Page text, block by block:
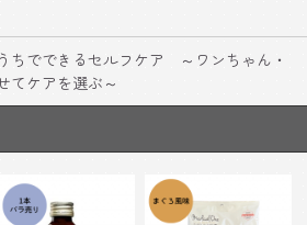
ちでできるセルフケア ～ワンちゃん・
てケアを選ぶ～